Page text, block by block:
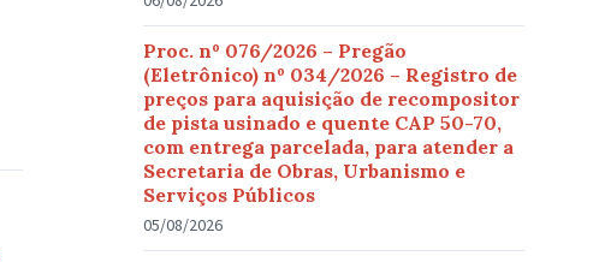
Proc. nº 076/2026 – Pregão
(Eletrônico) nº 034/2026 – Registro de
preços para aquisição de recompositor
de pista usinado e quente CAP 50-70,
com entrega parcelada, para atender a
Secretaria de Obras, Urbanismo e
Serviços Públicos
05/08/2026